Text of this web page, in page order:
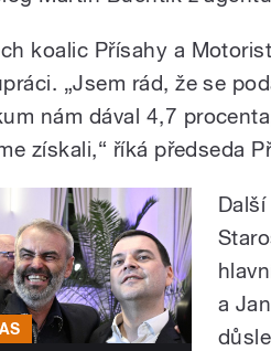
koalic Přísahy a
„Jsem rád, že se
nám dával 4,7
získali,“ říká předseda
a